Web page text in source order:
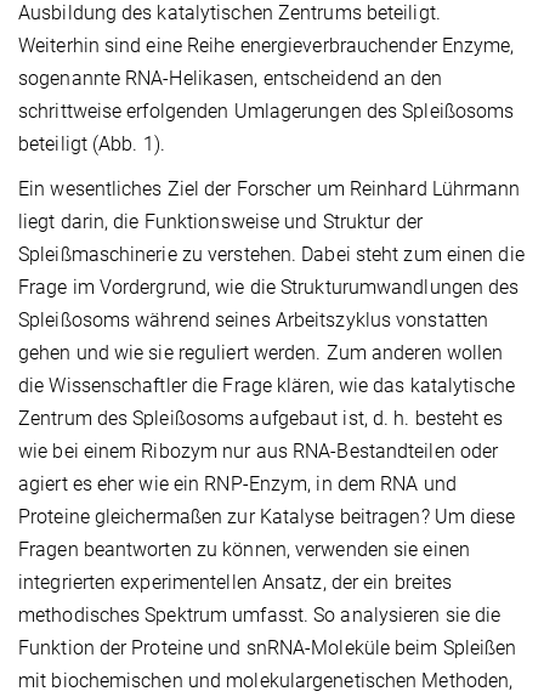
Ausbildung des katalytischen Zentrums beteiligt.
Weiterhin sind eine Reihe energieverbrauchender Enzyme,
sogenannte RNA-Helikasen, entscheidend an den
schrittweise erfolgenden Umlagerungen des Spleißosoms
beteiligt (Abb. 1).
Ein wesentliches Ziel der Forscher um Reinhard Lührmann
liegt darin, die Funktionsweise und Struktur der
Spleißmaschinerie zu verstehen. Dabei steht zum einen die
Frage im Vordergrund, wie die Strukturumwandlungen des
Spleißosoms während seines Arbeitszyklus vonstatten
gehen und wie sie reguliert werden. Zum anderen wollen
die Wissenschaftler die Frage klären, wie das katalytische
Zentrum des Spleißosoms aufgebaut ist, d. h. besteht es
wie bei einem Ribozym nur aus RNA-Bestandteilen oder
agiert es eher wie ein RNP-Enzym, in dem RNA und
Proteine gleichermaßen zur Katalyse beitragen? Um diese
Fragen beantworten zu können, verwenden sie einen
integrierten experimentellen Ansatz, der ein breites
methodisches Spektrum umfasst. So analysieren sie die
Funktion der Proteine und snRNA-Moleküle beim Spleißen
mit biochemischen und molekulargenetischen Methoden,